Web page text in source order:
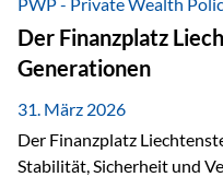
heißt das:Diese Gelder
allgemeinen
zur Erfüllung…
Der Finanzplatz
Generationen
31. März 2026
Der Finanzplatz
Stabilität, Sicherheit und